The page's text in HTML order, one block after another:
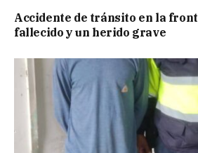
Accidente de tránsito en la
fallecido y un herido grave